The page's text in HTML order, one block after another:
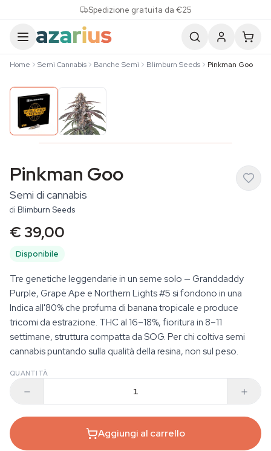
Spedizione gratuita da €25
Home Semi Cannabis Banche Semi Blimburn Seeds Pinkman Goo
Pinkman Goo
Semi di cannabis
di Blimburn Seeds
€ 39,00
Disponibile
Tre genetiche leggendarie in un seme solo — Granddaddy
Purple, Grape Ape e Northern Lights #5 si fondono in una
Indica all'80% che profuma di banana tropicale e produce
tricomi da estrazione. THC al 16–18%, fioritura in 8–11
settimane, struttura compatta da SOG. Per chi coltiva semi
cannabis puntando sulla qualità della resina, non sul peso.
QUANTITÀ
Aggiungi al carrello